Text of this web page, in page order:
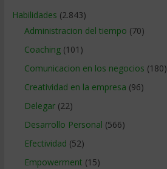
Habilidades (2.843)
Administracion del tiempo (70)
Coaching(101)
Comunicacion en los negocios (180)
Creatividad en la empresa (96)
Delegar(22)
Desarrollo Personal (566)
Efectividad (52)
Empowerment (15)